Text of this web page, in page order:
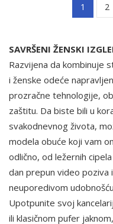
1 2
SAVRŠENI ŽENSKI
Razvijena da kombinuje
i ženske odeće
prozračne tehnologije,
zaštitu. Da biste bili u
svakodnevnog života,
modela obuće koji vam
odlično, od ležernih
dan prepun video poziva
neuporedivom
Upotpunite svoj
ili klasičnom pufer